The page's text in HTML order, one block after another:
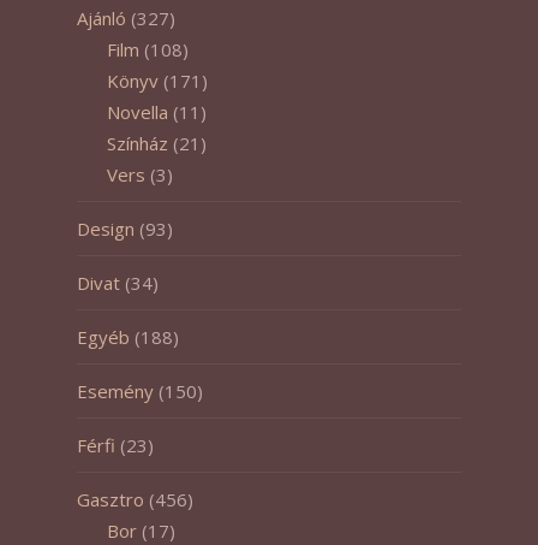
Ajánló (327)
Film (108)
Könyv (171)
Novella (11)
Színház (21)
Vers (3)
Design (93)
Divat (34)
Egyéb (188)
Esemény (150)
Férfi (23)
Gasztro (456)
Bor (17)